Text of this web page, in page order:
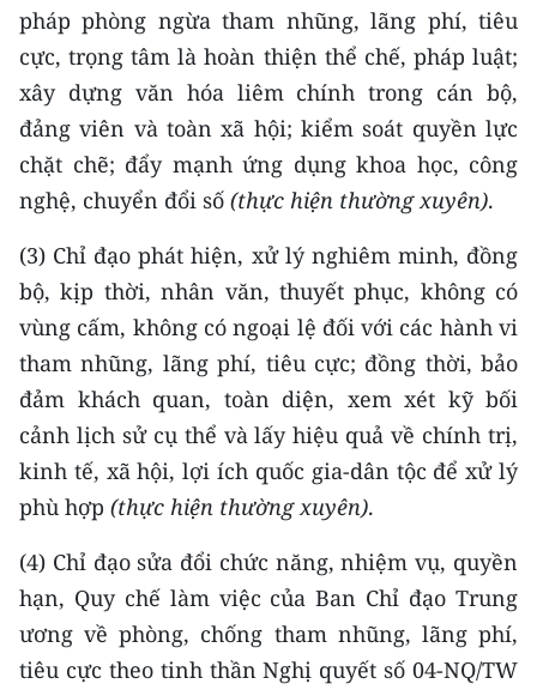
pháp phòng ngừa tham nhũng, lãng phí, tiêu
cực, trọng tâm là hoàn thiện thể chế, pháp luật;
xây dựng văn hóa liêm chính trong cán bộ,
đảng viên và toàn xã hội; kiểm soát quyền lực
chặt chẽ; đẩy mạnh ứng dụng khoa học, công
nghệ, chuyển đổi số (thực hiện thường xuyên).
(3) Chỉ đạo phát hiện, xử lý nghiêm minh, đồng
bộ, kịp thời, nhân văn, thuyết phục, không có
vùng cấm, không có ngoại lệ đối với các hành vi
tham nhũng, lãng phí, tiêu cực; đồng thời, bảo
đảm khách quan, toàn diện, xem xét kỹ bối
cảnh lịch sử cụ thể và lấy hiệu quả về chính trị,
kinh tế, xã hội, lợi ích quốc gia-dân tộc để xử lý
phù hợp (thực hiện thường xuyên).
(4) Chỉ đạo sửa đổi chức năng, nhiệm vụ, quyền
hạn, Quy chế làm việc của Ban Chỉ đạo Trung
ương về phòng, chống tham nhũng, lãng phí,
tiêu cực theo tinh thần Nghị quyết số 04-NQ/TW